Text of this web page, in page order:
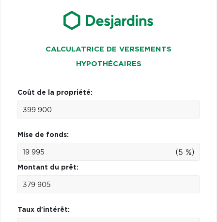
CALCULATRICE DE VERSEMENTS
HYPOTHÉCAIRES
Coût de la propriété:
Mise de fonds:
(5 %)
Montant du prêt:
Taux d'intérêt: